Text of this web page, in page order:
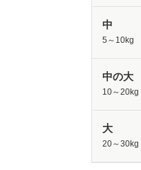
中
5～10kg
中の大
10～20kg
大
20～30kg